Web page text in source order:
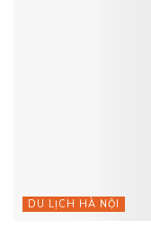
DU LỊCH HÀ NỘI